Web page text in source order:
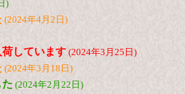
)
(2024年4月2日)
しています (2024年3月25日)
(2024年3月18日)
(2024年2月22日)